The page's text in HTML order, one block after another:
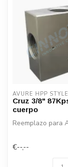
AVURE HPP STYLE
Cruz 3/8"
cuerpo
Reemplazo para
€--,--